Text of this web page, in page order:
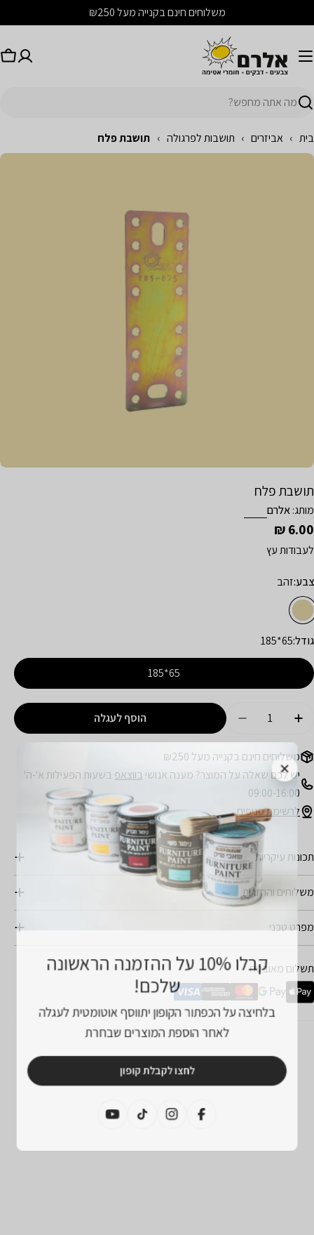
לתוכן
משלוחים חינם בקנייה מעל ₪250
חיפוש
בית › אביזרים › תושבות לפרגולה › תושבת פלח
דלג
תושבת פלח
מותג:אלרם
מחיר
רגיל
6.00 ₪
לעבודות עץ
צבע:זהב
גודל:65*185
65*185
כמות
הקטן כמות עבור תושבת פלח
הגדל כמות עבור תושבת פלח
הוסף לעגלה
משלוחים חינם בקנייה מעל ₪250
יש לכם שאלה על המוצר? מענה אנושי בווצאפ בשעות הפעילות א'-ה'
09:00-16:00
לרשימת סניפים
תכונות עיקריות
משלוחים והחזרות
מפרט טכני
תשלום מאובטח
אמצעי
תשלום
קבלו 10% על ההזמנה הראשונה
שלכם!
בלחיצה על הכפתור הקופון יתווסף אוטומטית לעגלה
לאחר הוספת המוצרים שבחרת
לחצו לקבלת קופון